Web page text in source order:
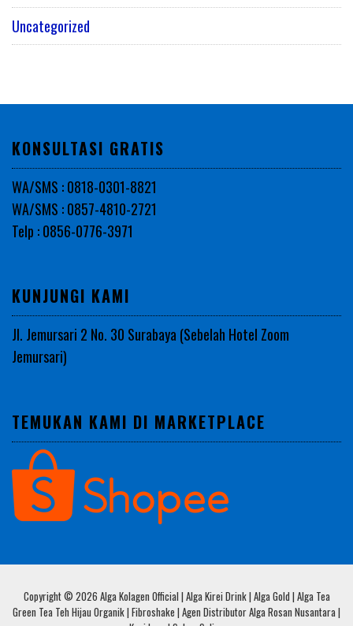
Uncategorized
KONSULTASI GRATIS
WA/SMS : 0818-0301-8821
WA/SMS : 0857-4810-2721
Telp : 0856-0776-3971
KUNJUNGI KAMI
Jl. Jemursari 2 No. 30 Surabaya (Sebelah Hotel Zoom
Jemursari)
TEMUKAN KAMI DI MARKETPLACE
Copyright © 2026 Alga Kolagen Official | Alga Kirei Drink | Alga Gold | Alga Tea
Green Tea Teh Hijau Organik | Fibroshake | Agen Distributor Alga Rosan Nusantara |